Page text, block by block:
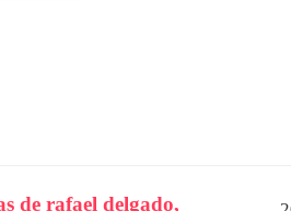
de rafael delgado,